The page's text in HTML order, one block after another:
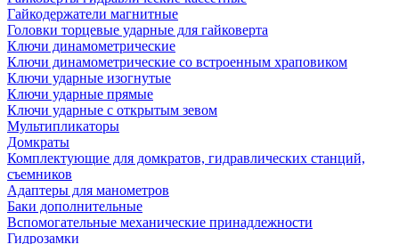
Гайкодержатели магнитные
Головки торцевые ударные для гайковерта
Ключи динамометрические
Ключи динамометрические со встроенным храповиком
Ключи ударные изогнутые
Ключи ударные прямые
Ключи ударные с открытым зевом
Мультипликаторы
Домкраты
Комплектующие для домкратов, гидравлических станций,
съемников
Адаптеры для манометров
Баки дополнительные
Вспомогательные механические принадлежности
Гидрозамки